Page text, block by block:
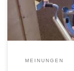
MEINUNGEN